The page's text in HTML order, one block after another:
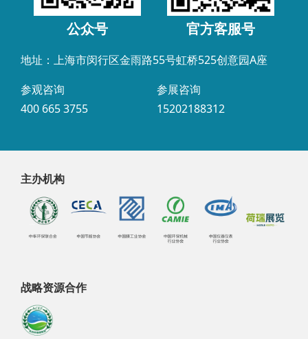
公众号 官方客服号
地址：上海市闵行区金雨路55号虹桥525创意园A座
参观咨询
400 665 3755
参展咨询
15202188312
主办机构
战略资源合作